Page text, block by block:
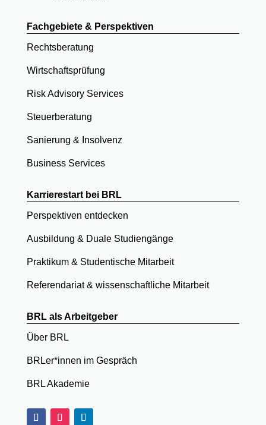
Fachgebiete & Perspektiven
Rechtsberatung
Wirtschaftsprüfung
Risk Advisory Services
Steuerberatung
Sanierung & Insolvenz
Business Services
Karrierestart bei BRL
Perspektiven entdecken
Ausbildung & Duale Studiengänge
Praktikum & Studentische Mitarbeit
Referendariat & wissenschaftliche Mitarbeit
BRL als Arbeitgeber
Über BRL
BRLer*innen im Gespräch
BRL Akademie